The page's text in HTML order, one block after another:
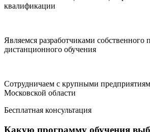
квалификации
Являемся разработчиками собственного
дистанционного обучения
Сотрудничаем с крупными
Московской области
Бесплатная консультация
Какую программу обучения